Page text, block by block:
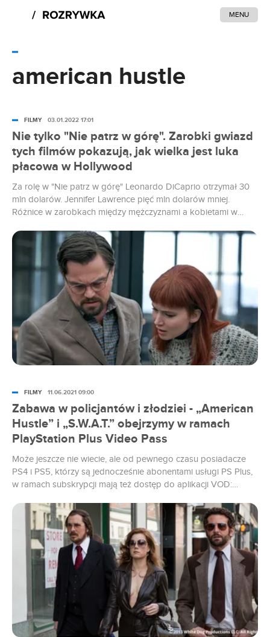
MENU
american hustle
Nie tylko "Nie patrz w górę". Zarobki gwiazd
tych filmów pokazują, jak wielka jest luka
płacowa w Hollywood
Za rolę w "Nie patrz w górę" Leonardo DiCaprio otrzymał 30
mln dolarów. Jennifer Lawrence pięć mln dolarów mniej.
Różnice w zarobkach między mężczyznami a kobietami w
opinii publicznej. Nie jest to pierwszy raz, bo o kwestiach luki
płacowej w Hollywood mówi się już od dawna.
FILMY 03.01.2022 17:01
Zabawa w policjantów i złodziei - „American
Hustle” i „S.W.A.T.” obejrzymy w ramach
PlayStation Plus Video Pass
Może jeszcze nie wiecie, ale od pewnego czasu posiadacze
PS4 i PS5, którzy są jednocześnie abonentami usługi PS Plus,
w ramach subskrypcji mają też dostęp do aplikacji VOD:
ciekawych tytułów, jak choćby „American Hustle” i „S.W.A.T. —
jednostka specjalna” — coś dla widzów, którzy lubią...
FILMY 11.06.2021 09:00